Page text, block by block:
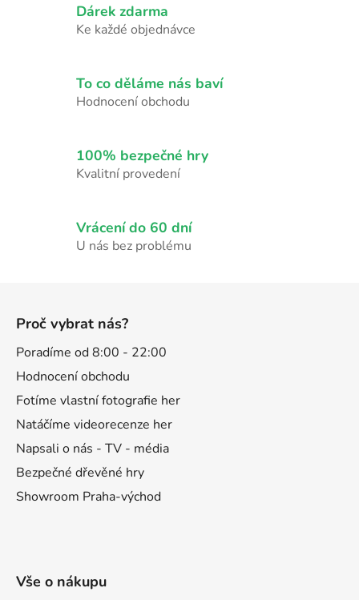
d
í
p
k
y
p
i
Dárek zdarma
Ke každé objednávce
To co děláme nás baví
Hodnocení obchodu
100% bezpečné hry
Kvalitní provedení
Vrácení do 60 dní
U nás bez problému
Proč vybrat nás?
Poradíme od 8:00 - 22:00
Hodnocení obchodu
Fotíme vlastní fotografie her
Natáčíme videorecenze her
Napsali o nás - TV - média
Bezpečné dřevěné hry
Showroom Praha-východ
Vše o nákupu